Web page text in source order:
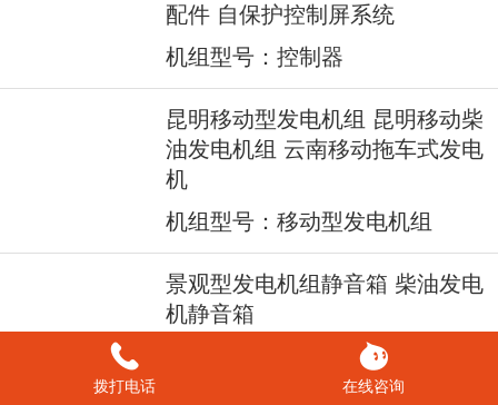
配件 自保护控制屏系统
机组型号：控制器
昆明移动型发电机组 昆明移动柴
油发电机组 云南移动拖车式发电
机
机组型号：移动型发电机组
景观型发电机组静音箱 柴油发电
机静音箱
机组型号：景观型静音箱
拨打电话 在线咨询